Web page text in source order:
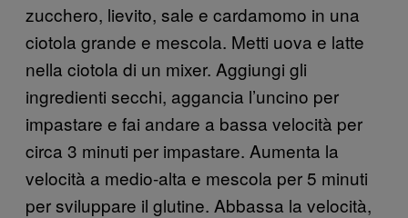
zucchero, lievito, sale e cardamomo in una
ciotola grande e mescola. Metti uova e latte
nella ciotola di un mixer. Aggiungi gli
ingredienti secchi, aggancia l’uncino per
impastare e fai andare a bassa velocità per
circa 3 minuti per impastare. Aumenta la
velocità a medio-alta e mescola per 5 minuti
per sviluppare il glutine. Abbassa la velocità,